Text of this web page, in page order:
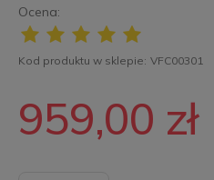
Ocena:
Kod produktu w sklepie: VFC00301
959,00 zł